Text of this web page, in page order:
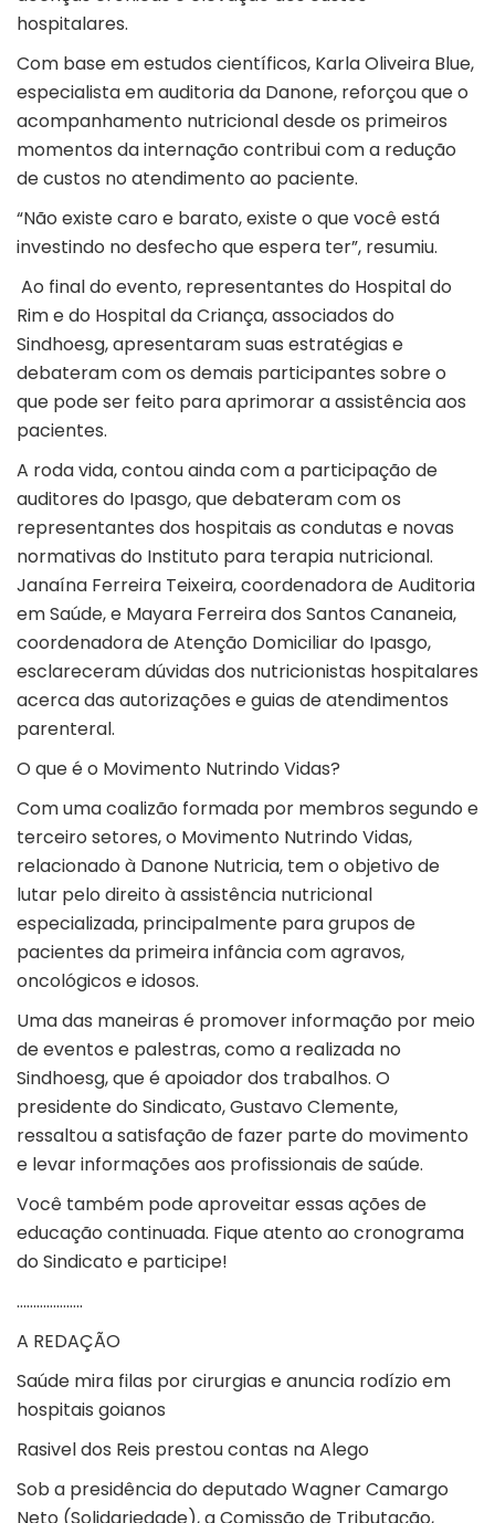
hospitalares.
Com base em estudos científicos, Karla Oliveira Blue,
especialista em auditoria da Danone, reforçou que o
acompanhamento nutricional desde os primeiros
momentos da internação contribui com a redução
de custos no atendimento ao paciente.
“Não existe caro e barato, existe o que você está
investindo no desfecho que espera ter”, resumiu.
Ao final do evento, representantes do Hospital do
Rim e do Hospital da Criança, associados do
Sindhoesg, apresentaram suas estratégias e
debateram com os demais participantes sobre o
que pode ser feito para aprimorar a assistência aos
pacientes.
A roda vida, contou ainda com a participação de
auditores do Ipasgo, que debateram com os
representantes dos hospitais as condutas e novas
normativas do Instituto para terapia nutricional.
Janaína Ferreira Teixeira, coordenadora de Auditoria
em Saúde, e Mayara Ferreira dos Santos Cananeia,
coordenadora de Atenção Domiciliar do Ipasgo,
esclareceram dúvidas dos nutricionistas hospitalares
acerca das autorizações e guias de atendimentos
parenteral.
O que é o Movimento Nutrindo Vidas?
Com uma coalizão formada por membros segundo e
terceiro setores, o Movimento Nutrindo Vidas,
relacionado à Danone Nutricia, tem o objetivo de
lutar pelo direito à assistência nutricional
especializada, principalmente para grupos de
pacientes da primeira infância com agravos,
oncológicos e idosos.
Uma das maneiras é promover informação por meio
de eventos e palestras, como a realizada no
Sindhoesg, que é apoiador dos trabalhos. O
presidente do Sindicato, Gustavo Clemente,
ressaltou a satisfação de fazer parte do movimento
e levar informações aos profissionais de saúde.
Você também pode aproveitar essas ações de
educação continuada. Fique atento ao cronograma
do Sindicato e participe!
………………..
A REDAÇÃO
Saúde mira filas por cirurgias e anuncia rodízio em
hospitais goianos
Rasivel dos Reis prestou contas na Alego
Sob a presidência do deputado Wagner Camargo